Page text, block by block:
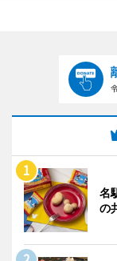
名
の